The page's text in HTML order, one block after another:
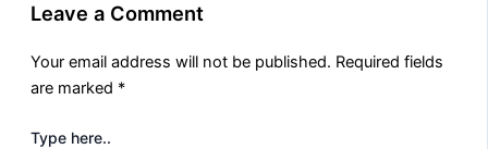
Leave a Comment
Your email address will not be published. Required fields
are marked *
Type here..